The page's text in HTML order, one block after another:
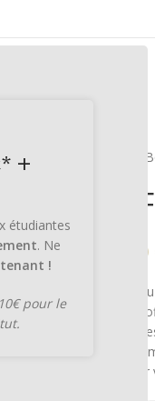
+
étudiantes
. Ne
!
pour le
68,00
Offrez
.
tout